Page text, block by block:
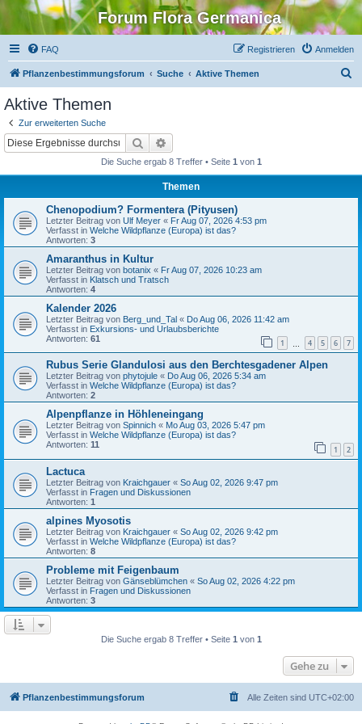
Forum Flora Germanica
FAQ Anmelden
Registrieren
Pflanzenbestimmungsforum Suche Aktive Themen
Aktive Themen
Zur erweiterten Suche
Suche
Die Suche ergab 8 Treffer • Seite 1 von 1
Themen
Chenopodium? Formentera (Pityusen)
Letzter Beitrag von Ulf Meyer « Fr Aug 07, 2026 4:53 pm
Verfasst in Welche Wildpflanze (Europa) ist das?
Antworten: 3
Amaranthus in Kultur
Letzter Beitrag von botanix « Fr Aug 07, 2026 10:23 am
Verfasst in Klatsch und Tratsch
Antworten: 4
Kalender 2026
Letzter Beitrag von Berg_und_Tal « Do Aug 06, 2026 11:42 am
Verfasst in Exkursions- und Urlaubsberichte
Antworten: 61 1 4 5 6 7
Rubus Serie Glandulosi aus den Berchtesgadener Alpen
Letzter Beitrag von phytojule « Do Aug 06, 2026 5:34 am
Verfasst in Welche Wildpflanze (Europa) ist das?
Antworten: 2
Alpenpflanze in Höhleneingang
Letzter Beitrag von Spinnich « Mo Aug 03, 2026 5:47 pm
Verfasst in Welche Wildpflanze (Europa) ist das?
Antworten: 11 1 2
Lactuca
Letzter Beitrag von Kraichgauer « So Aug 02, 2026 9:47 pm
Verfasst in Fragen und Diskussionen
Antworten: 1
alpines Myosotis
Letzter Beitrag von Kraichgauer « So Aug 02, 2026 9:42 pm
Verfasst in Welche Wildpflanze (Europa) ist das?
Antworten: 8
Probleme mit Feigenbaum
Letzter Beitrag von Gänseblümchen « So Aug 02, 2026 4:22 pm
Verfasst in Fragen und Diskussionen
Antworten: 3
Die Suche ergab 8 Treffer • Seite 1 von 1
Gehe zu
Pflanzenbestimmungsforum Alle Zeiten sind UTC+02:00